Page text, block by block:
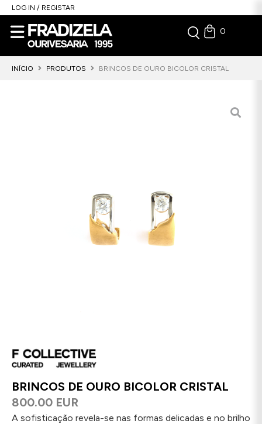
LOG IN / REGISTAR
0
INÍCIO PRODUTOS BRINCOS DE OURO BICOLOR CRISTAL
BRINCOS DE OURO BICOLOR CRISTAL
800.00 EUR
A sofisticação revela-se nas formas delicadas e no brilho